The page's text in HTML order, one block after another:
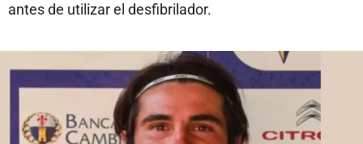
antes de utilizar el desfibrilador.